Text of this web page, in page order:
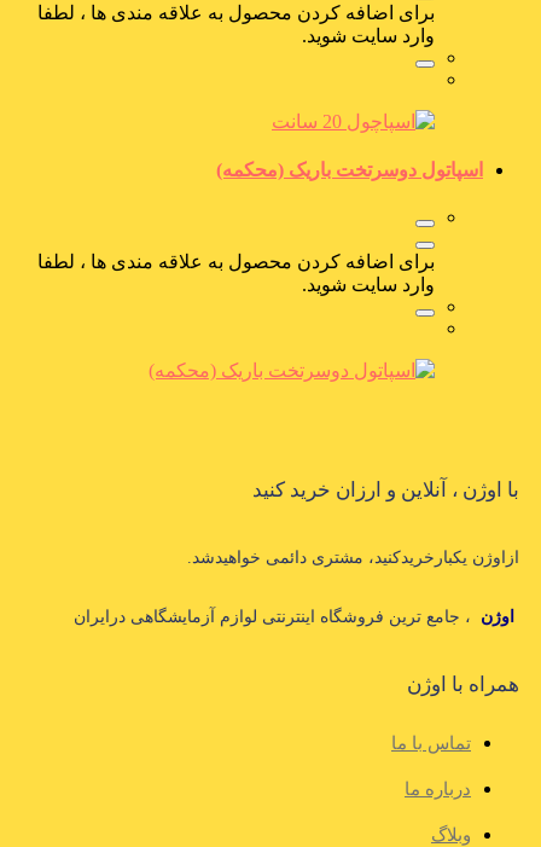
برای اضافه کردن محصول به علاقه مندی ها ، لطفا
وارد سایت شوید.
اسپاتول دوسرتخت باریک (محکمه)
برای اضافه کردن محصول به علاقه مندی ها ، لطفا
وارد سایت شوید.
با اوژن ، آنلاین و ارزان خرید کنید
ازاوژن یکبارخریدکنید، مشتری دائمی خواهیدشد.
اوژن ، جامع ترین فروشگاه اینترنتی لوازم آزمایشگاهی درایران
همراه با اوژن
تماس با ما
درباره ما
وبلاگ